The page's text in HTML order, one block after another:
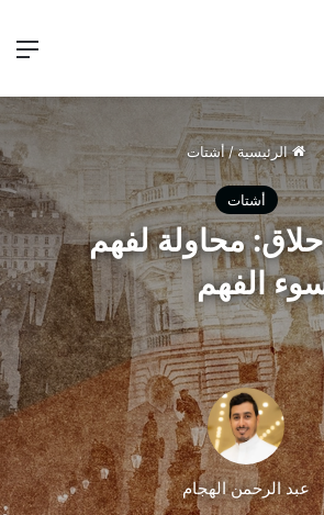
الرئيسية/أشتات
أشتات
محاولة لفهم
الفهم
عبد الرحمن الهجام